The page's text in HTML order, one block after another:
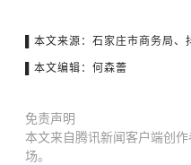
▌本文来源：石家庄市商务局、
▌本文编辑：何森蕾
免责声明
本文来自腾讯新闻客户端创
场。